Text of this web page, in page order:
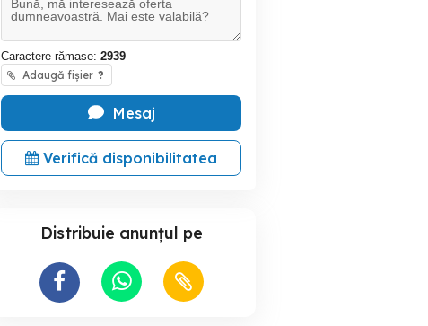
Caractere rămase: 2939
Adaugă fișier ?
Mesaj
Verifică disponibilitatea
Distribuie anunțul pe